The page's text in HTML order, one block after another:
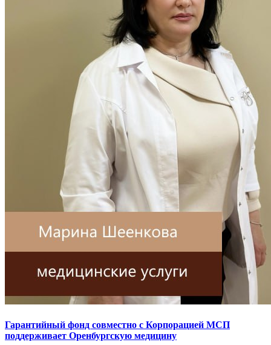
Гарантийный фонд совместно с Корпорацией МСП
поддерживает Оренбургскую медицину